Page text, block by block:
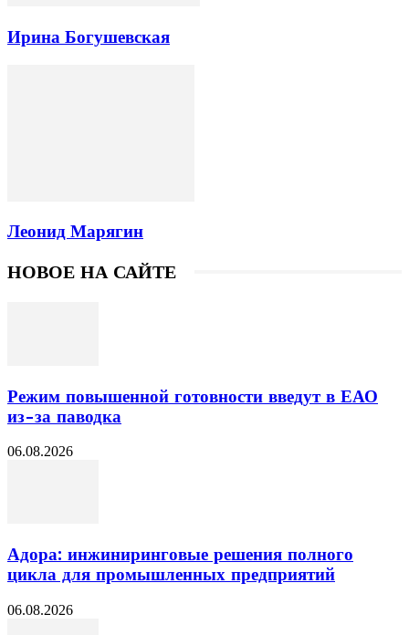
Ирина Богушевская
Леонид Марягин
НОВОЕ НА САЙТЕ
Режим повышенной готовности введут в ЕАО
из-за паводка
06.08.2026
Адора: инжиниринговые решения полного
цикла для промышленных предприятий
06.08.2026